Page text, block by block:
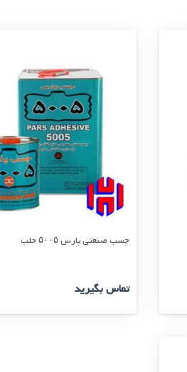
چسب صنعتی پارس ۵۰۰۵ حلب
تماس بگیرید